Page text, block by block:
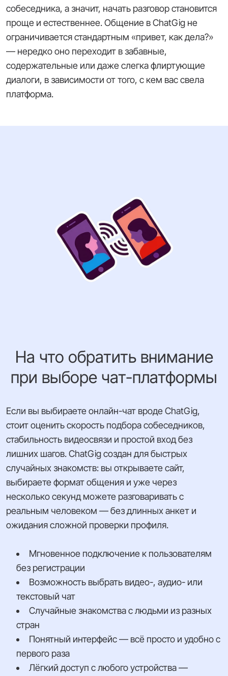
собеседника, а значит, начать разговор становится
проще и естественнее. Общение в ChatGig не
ограничивается стандартным «привет, как дела?»
— нередко оно переходит в забавные,
содержательные или даже слегка флиртующие
диалоги, в зависимости от того, с кем вас свела
платформа.
На что обратить внимание
при выборе чат-платформы
Если вы выбираете онлайн-чат вроде ChatGig,
стоит оценить скорость подбора собеседников,
стабильность видеосвязи и простой вход без
лишних шагов. ChatGig создан для быстрых
случайных знакомств: вы открываете сайт,
выбираете формат общения и уже через
несколько секунд можете разговаривать с
реальным человеком — без длинных анкет и
ожидания сложной проверки профиля.
Мгновенное подключение к пользователям
без регистрации
Возможность выбрать видео-, аудио- или
текстовый чат
Случайные знакомства с людьми из разных
стран
Понятный интерфейс — всё просто и удобно с
первого раза
Лёгкий доступ с любого устройства —